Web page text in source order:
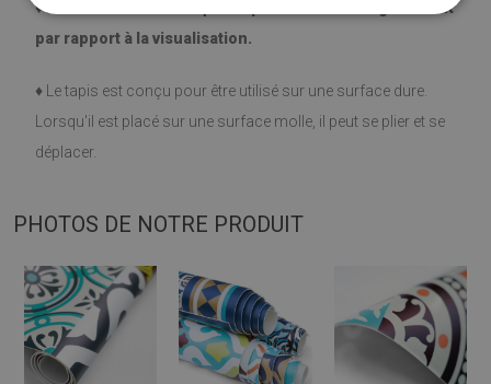
♦ Les teintes de la moquette peuvent varier légèrement
par rapport à la visualisation.
♦
Le tapis est conçu pour être utilisé sur une surface dure.
Lorsqu'il est placé sur une surface molle, il peut se plier et se
déplacer.
PHOTOS DE NOTRE PRODUIT